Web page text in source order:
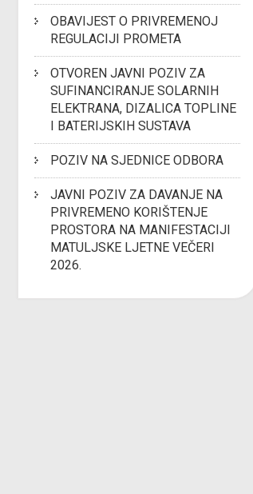
OBAVIJEST O PRIVREMENOJ
REGULACIJI PROMETA
OTVOREN JAVNI POZIV ZA
SUFINANCIRANJE SOLARNIH
ELEKTRANA, DIZALICA TOPLINE
I BATERIJSKIH SUSTAVA
POZIV NA SJEDNICE ODBORA
JAVNI POZIV ZA DAVANJE NA
PRIVREMENO KORIŠTENJE
PROSTORA NA MANIFESTACIJI
MATULJSKE LJETNE VEČERI
2026.